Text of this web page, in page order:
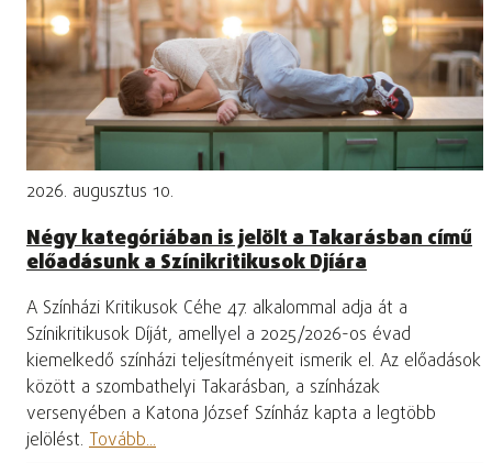
2026. augusztus 10.
Négy kategóriában is jelölt a Takarásban című
előadásunk a Színikritikusok Djíára
A Színházi Kritikusok Céhe 47. alkalommal adja át a
Színikritikusok Díját, amellyel a 2025/2026-os évad
kiemelkedő színházi teljesítményeit ismerik el. Az előadások
között a szombathelyi Takarásban, a színházak
versenyében a Katona József Színház kapta a legtöbb
jelölést. Tovább...